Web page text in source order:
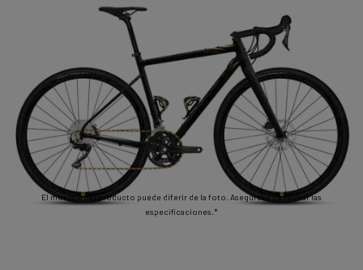
El montaje del producto puede diferir de la foto. Asegúrese de revisar las
especificaciones.*